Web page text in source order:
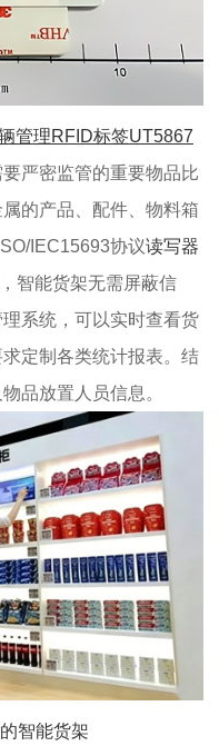
管理RFID标签UT5867
严密监管的重要物品比
属的产品、配件、物料箱
IEC15693协议读写器
智能货架无需屏蔽信
系统，可以实时查看货
定制各类统计报表。结
品放置人员信息。
智能货架